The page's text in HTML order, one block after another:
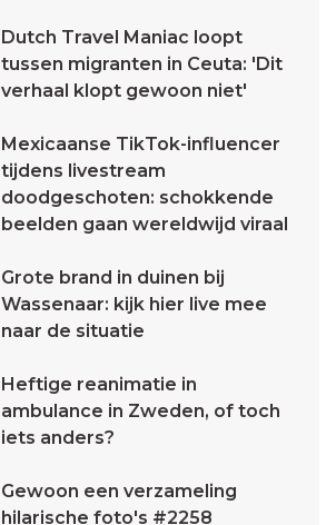
Dutch Travel Maniac loopt
tussen migranten in Ceuta: 'Dit
verhaal klopt gewoon niet'
Mexicaanse TikTok-influencer
tijdens livestream
doodgeschoten: schokkende
beelden gaan wereldwijd viraal
Grote brand in duinen bij
Wassenaar: kijk hier live mee
naar de situatie
Heftige reanimatie in
ambulance in Zweden, of toch
iets anders?
Gewoon een verzameling
hilarische foto's #2258